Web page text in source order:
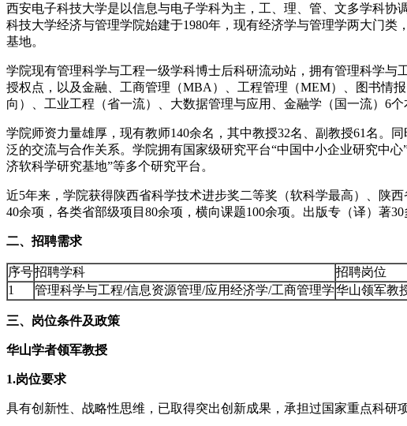
西安电子科技大学是以信息与电子学科为主，工、理、管、文多学科协
科技大学经济与管理学院始建于1980年，现有经济学与管理学两大门
基地。
学院现有管理科学与工程一级学科博士后科研流动站，拥有管理科学
授权点，以及金融、工商管理（MBA）、工程管理（MEM）、图书情
向）、工业工程（省一流）、大数据管理与应用、金融学（国一流）6
学院师资力量雄厚，现有教师140余名，其中教授32名、副教授61名。
泛的交流与合作关系。学院拥有国家级研究平台“中国中小企业研究中
济软科学研究基地”等多个研究平台。
近5年来，学院获得陕西省科学技术进步奖二等奖（软科学最高）、陕
40余项，各类省部级项目80余项，横向课题100余项。出版专（译）著
二、招聘需求
序号招聘学科 招聘岗位
1
管理科学与工程/信息资源管理/应用经济学/工商管理学华山领军教
三、岗位条件及政策
华山学者领军教授
1.岗位要求
具有创新性、战略性思维，已取得突出创新成果，承担过国家重点科研